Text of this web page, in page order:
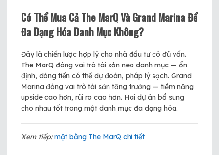
Có Thể Mua Cả The MarQ Và Grand Marina Để
Đa Dạng Hóa Danh Mục Không?
Đây là chiến lược hợp lý cho nhà đầu tư có đủ vốn.
The MarQ đóng vai trò tài sản neo danh mục — ổn
định, dòng tiền có thể dự đoán, pháp lý sạch. Grand
Marina đóng vai trò tài sản tăng trưởng — tiềm năng
upside cao hơn, rủi ro cao hơn. Hai dự án bổ sung
cho nhau tốt trong một danh mục đa dạng hóa.
Xem tiếp:mặt bằng The MarQ chi tiết